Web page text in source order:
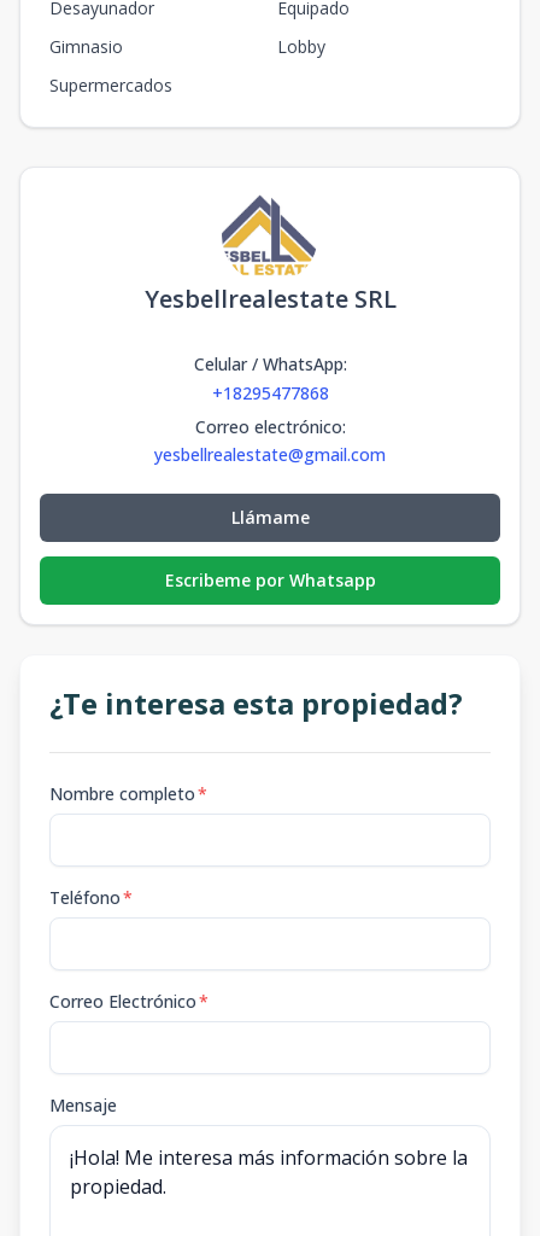
Desayunador
Equipado
Gimnasio
Lobby
Supermercados
Yesbellrealestate SRL
Celular / WhatsApp:
+18295477868
Correo electrónico:
yesbellrealestate@gmail.com
Llámame
Escribeme por Whatsapp
¿Te interesa esta propiedad?
Nombre completo*
Teléfono*
Correo Electrónico*
Mensaje